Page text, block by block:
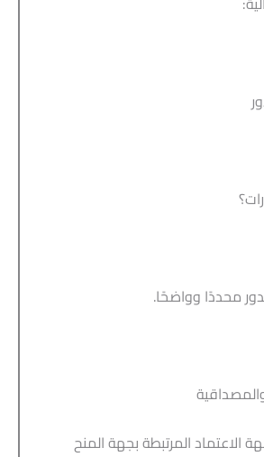
محددًا وواضحًا.
الاعتماد المرتبطة بجهة المنح